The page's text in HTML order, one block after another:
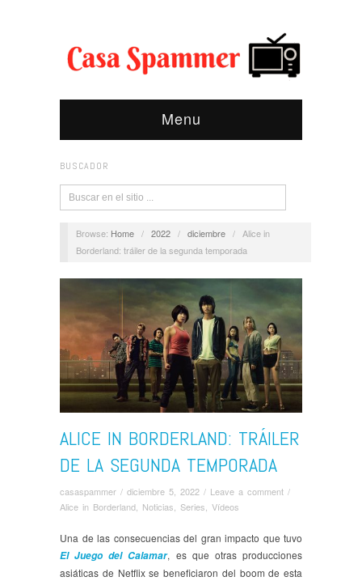
Menu
BUSCADOR
Browse: Home / 2022 / diciembre /
Alice in
Borderland: tráiler de la segunda temporada
ALICE IN BORDERLAND: TRÁILER
DE LA SEGUNDA TEMPORADA
casaspammer / diciembre 5, 2022 / Leave a comment /
Alice in Borderland Noticias Series Ví­deos
Una de las consecuencias del gran impacto que tuvo
El Juego del Calamar, es que otras producciones
asiáticas de Netflix se beneficiaron del boom de esta